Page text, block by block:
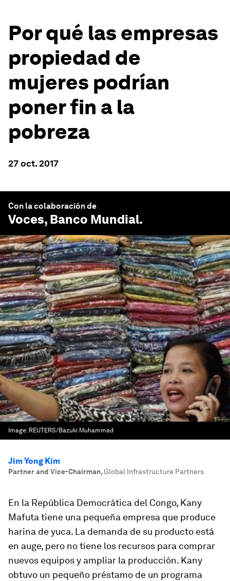
Por qué las empresas
propiedad de
mujeres podrían
poner fin a la
pobreza
27 oct. 2017
Con la colaboración de
Voces, Banco Mundial.
Image: REUTERS/Bazuki Muhammad
Jim Yong Kim
Partner and Vice-Chairman,Global Infrastructure Partners
En la República Democrática del Congo, Kany
Mafuta tiene una pequeña empresa que produce
harina de yuca. La demanda de su producto está
en auge, pero no tiene los recursos para comprar
nuevos equipos y ampliar la producción. Kany
obtuvo un pequeño préstamo de un programa